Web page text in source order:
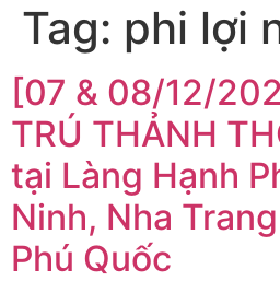
Tag: phi lợi
[07 & 08/12/
TRÚ THẢNH
tại Làng Hạnh
Ninh, Nha
Phú Quốc